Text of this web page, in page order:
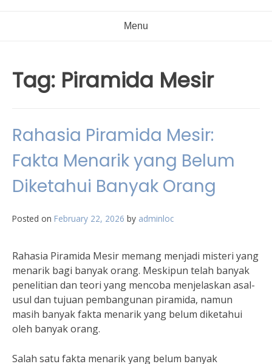
Menu
Tag: Piramida Mesir
Rahasia Piramida Mesir:
Fakta Menarik yang Belum
Diketahui Banyak Orang
Posted on February 22, 2026 by adminloc
Rahasia Piramida Mesir memang menjadi misteri yang
menarik bagi banyak orang. Meskipun telah banyak
penelitian dan teori yang mencoba menjelaskan asal-
usul dan tujuan pembangunan piramida, namun
masih banyak fakta menarik yang belum diketahui
oleh banyak orang.
Salah satu fakta menarik yang belum banyak